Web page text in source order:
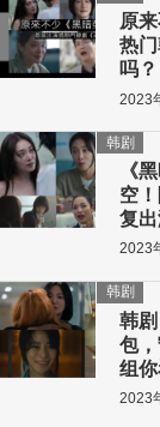
原
热
吗？
2023
《
空
复
韩剧
2023
韩
包
组你
韩剧
2023